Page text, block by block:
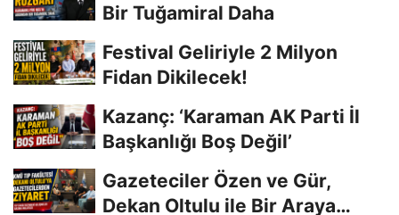
Bir Tuğamiral Daha
Festival Geliriyle 2 Milyon
Fidan Dikilecek!
Kazanç: ‘Karaman AK Parti İl
Başkanlığı Boş Değil’
Gazeteciler Özen ve Gür,
Dekan Oltulu ile Bir Araya